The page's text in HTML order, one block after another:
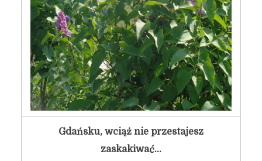
Gdańsku, wciąż nie przestajesz
zaskakiwać…